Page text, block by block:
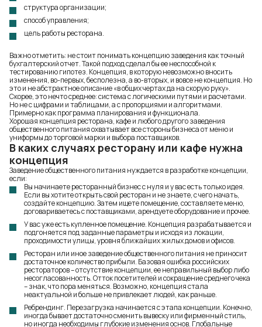
структура организации;
способ управления;
цель работы ресторана.
Важно отметить: не стоит понимать концепцию заведения как точный
бухгалтерский отчет. Такой подход сделал бы ее неспособной к
тестированию гипотез. Концепция, в которую невозможно вносить
изменения, во-первых, бесполезна, а во-вторых, и вовсе не концепция. Но
это и не абстрактное описание «в общих чертах да на скорую руку».
Скорее, это нечто среднее: система с логическими путями и расчетами.
Но не с цифрами и таблицами, а с пропорциями и алгоритмами.
Примерно как программа планирования и функционала.
Хорошая концепция ресторана, кафе и любого другого заведения
общественного питания охватывает все стороны бизнеса от меню и
униформы до торговой марки и выбора поставщиков.
В каких случаях ресторану или кафе нужна
концепция
Заведение общественного питания нуждается в разработке концепции,
если:
Вы начинаете ресторанный бизнес с нуля и у вас есть только идея.
Если вы хотите открыть свой ресторан и не знаете, с чего начать,
создайте концепцию. Затем ищете помещение, составляете меню,
договариваетесь с поставщиками, арендуете оборудование и прочее.
У вас уже есть купленное помещение. Концепция разрабатывается и
подгоняется под заданные параметры и исходя из локации,
проходимости улицы, уровня ближайших жилых домов и офисов.
Ресторан или иное заведение общественного питания не приносит
достаточное количество прибыли. Базовая ошибка российских
рестораторов – отсутствие концепции, ее неправильный выбор либо
несогласованность. Отток посетителей и сокращение среднего чека
– знак, что пора меняться. Возможно, концепция стала
неактуальной и больше не привлекает людей, как раньше.
Ребрендинг. Перезагрузка начинается с этапа концепции. Конечно,
иногда бывает достаточно сменить вывеску или фирменный стиль,
но иногда необходимы глубокие изменения основ. Глобальные